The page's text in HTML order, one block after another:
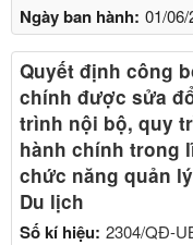
Ngày ban hành: 01/06/
Số kí hiệu: 2304/QĐ-
Quyết định công
chính được sửa
trình nội bộ, quy
hành chính trong
chức năng quản
Du lịch